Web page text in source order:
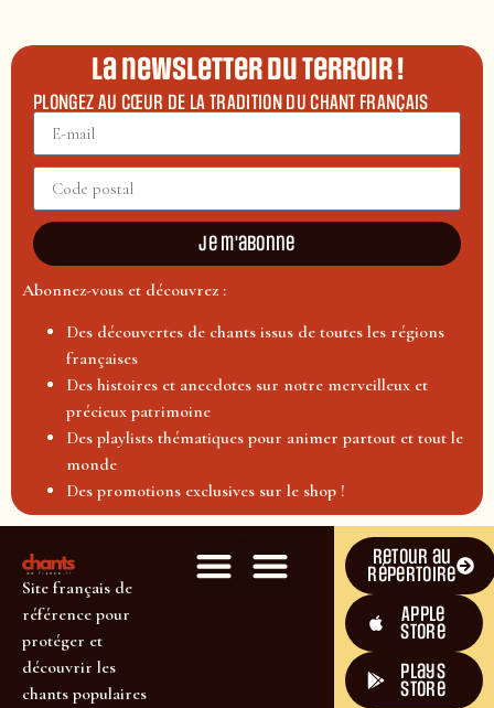
La newsletter du terroir !
PLONGEZ AU CŒUR DE LA TRADITION DU CHANT FRANÇAIS
Je m'abonne
Abonnez-vous et découvrez :
Des découvertes de chants issus de toutes les régions
françaises
Des histoires et anecdotes sur notre merveilleux et
précieux patrimoine
Des playlists thématiques pour animer partout et tout le
monde
Des promotions exclusives sur le shop !
Site français de
référence pour
protéger et
découvrir les
chants populaires
Retour au
répertoire
Apple
Store
plays
store